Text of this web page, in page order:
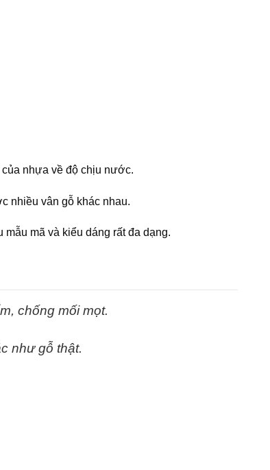
nhựa về độ chịu nước.
nhiều vân gỗ khác nhau.
mã và kiểu dáng rất đa dạng.
chống mối mọt.
như gỗ thật.